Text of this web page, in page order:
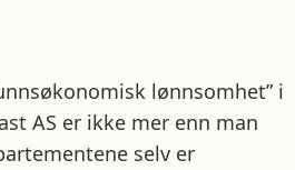
lønnsomhet” i
AS er ikke mer enn man
selv er